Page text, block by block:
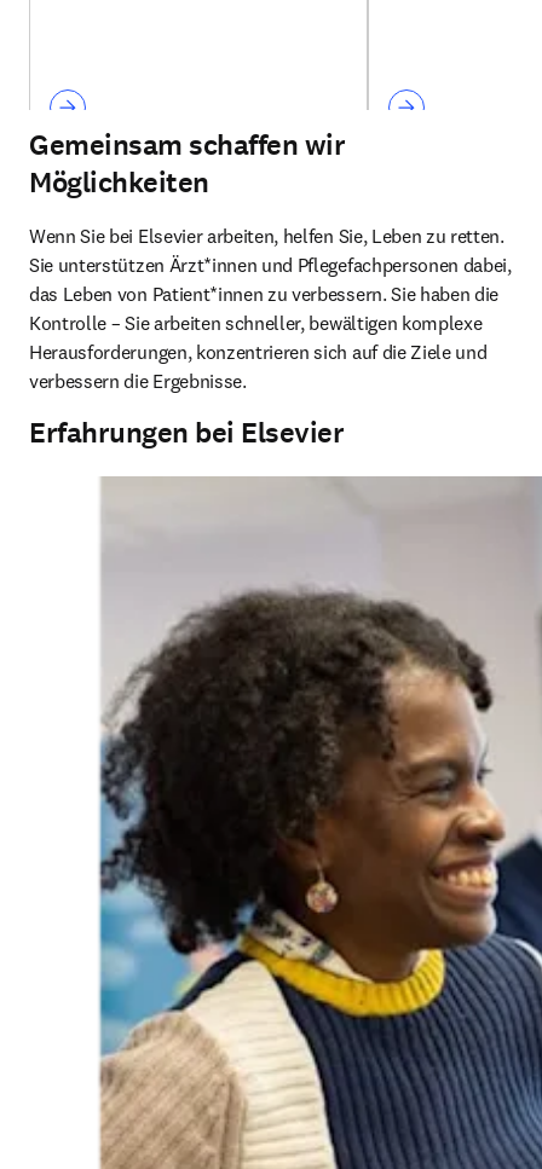
Gemeinsam schaffen wir
Möglichkeiten
Wenn Sie bei Elsevier arbeiten, helfen Sie, Leben zu retten.
Sie unterstützen Ärzt*innen und Pflegefachpersonen dabei,
das Leben von Patient*innen zu verbessern. Sie haben die
Kontrolle – Sie arbeiten schneller, bewältigen komplexe
Herausforderungen, konzentrieren sich auf die Ziele und
verbessern die Ergebnisse.
Erfahrungen bei Elsevier